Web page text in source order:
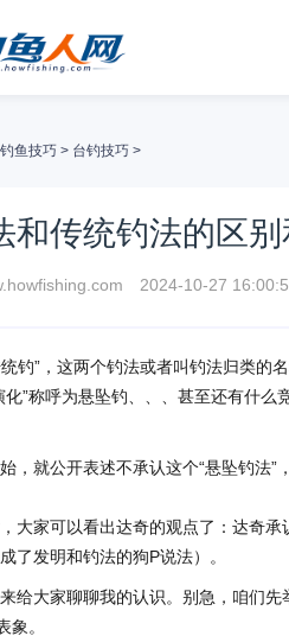
钓鱼技巧 > 台钓技巧 >
和传统钓法的区
2024-10-27
统钓”，这两个钓法或者叫钓法归类的
化”称呼为悬坠钓、、、甚至还有什
，就公开表述不承认这个“悬坠钓法
大家可以看出达奇的观点了：达奇
了发明和钓法的狗P说法）。
给大家聊聊我的认识。别急，咱们先
象。